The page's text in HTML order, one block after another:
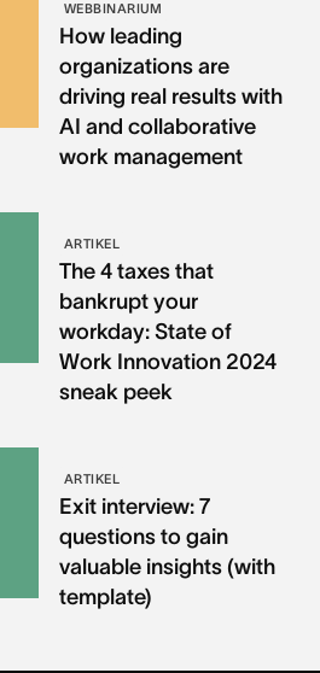
WEBBINARIUM
How leading
organizations are
driving real results with
AI and collaborative
work management
ARTIKEL
The 4 taxes that
bankrupt your
workday: State of
Work Innovation 2024
sneak peek
ARTIKEL
Exit interview: 7
questions to gain
valuable insights (with
template)